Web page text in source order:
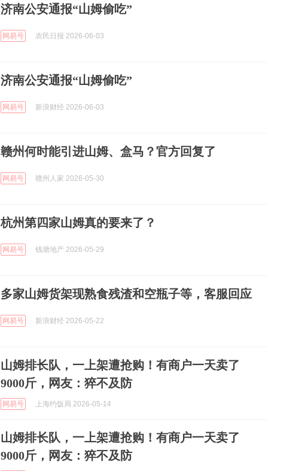
济南公安通报“山姆偷吃”
网易号 农民日报 2026-06-03
济南公安通报“山姆偷吃”
网易号 新浪财经 2026-06-03
赣州何时能引进山姆、盒马？官方回复了
网易号 赣州人家 2026-05-30
杭州第四家山姆真的要来了？
网易号 钱塘地产 2026-05-29
多家山姆货架现熟食残渣和空瓶子等，客服回应
网易号 新浪财经 2026-05-22
山姆排长队，一上架遭抢购！有商户一天卖了
9000斤，网友：猝不及防
网易号 上海约饭局 2026-05-14
山姆排长队，一上架遭抢购！有商户一天卖了
9000斤，网友：猝不及防